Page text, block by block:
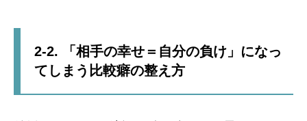
2-2. 「相手の幸せ＝自分の負け」になっ
てしまう比較癖の整え方